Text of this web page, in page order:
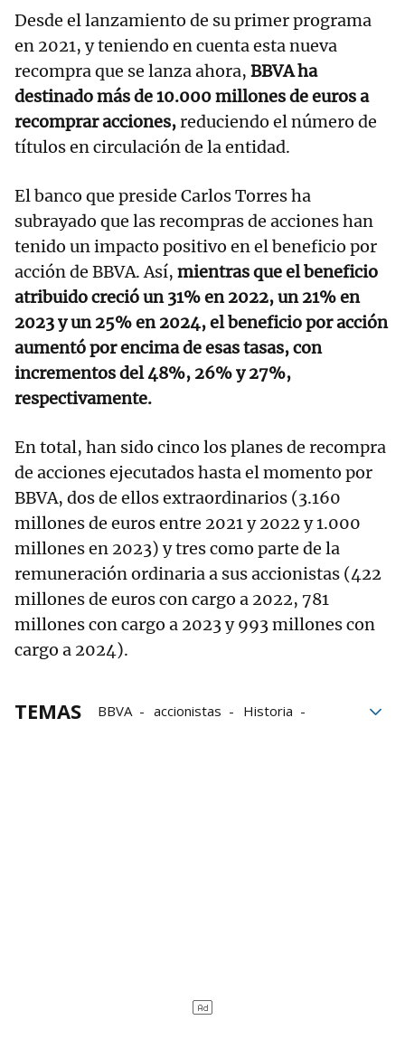
Desde el lanzamiento de su primer programa
en 2021, y teniendo en cuenta esta nueva
recompra que se lanza ahora, BBVA ha
destinado más de 10.000 millones de euros a
recomprar acciones,reduciendo el número de
títulos en circulación de la entidad.
El banco que preside Carlos Torres ha
subrayado que las recompras de acciones han
tenido un impacto positivo en el beneficio por
acción de BBVA. Así, mientras que el beneficio
atribuido creció un 31% en 2022, un 21% en
2023 y un 25% en 2024, el beneficio por acción
aumentó por encima de esas tasas, con
incrementos del 48%, 26% y 27%,
respectivamente.
En total, han sido cinco los planes de recompra
de acciones ejecutados hasta el momento por
BBVA, dos de ellos extraordinarios (3.160
millones de euros entre 2021 y 2022 y 1.000
millones en 2023) y tres como parte de la
remuneración ordinaria a sus accionistas (422
millones de euros con cargo a 2022, 781
millones con cargo a 2023 y 993 millones con
cargo a 2024).
TEMAS BBVA accionistas
Historia